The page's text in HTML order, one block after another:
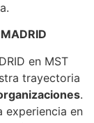
en MST
trayectoria
.
experiencia en